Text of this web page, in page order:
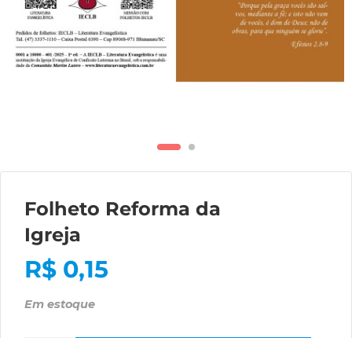
Folheto Reforma da
Igreja
R$ 0,15
Em estoque